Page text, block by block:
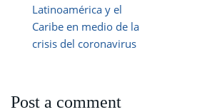
Latinoamérica y el
Caribe en medio de la
crisis del coronavirus
Post a comment